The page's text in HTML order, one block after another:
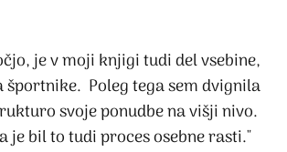
je v moji knjigi tudi del vsebine,
športnike. Poleg tega sem dvignila
svoje ponudbe na višji nivo.
je bil to tudi proces osebne rasti."